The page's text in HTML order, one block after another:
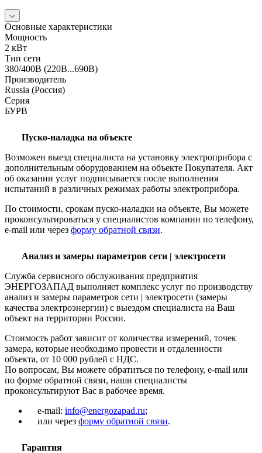
Основные характеристики
Мощность
2 кВт
Тип сети
380/400В (220В...690В)
Производитель
Russia (Россия)
Серия
БУРВ
Пуско-наладка на объекте
Возможен выезд специалиста на установку электроприбора с
дополнительным оборудованием на объекте Покупателя. Акт
об оказании услуг подписывается после выполнения
испытаний в различных режимах работы электроприбора.
По стоимости, срокам пуско-наладки на объекте, Вы можете
проконсультироваться у специалистов компании по телефону,
e-mail или через форму обратной связи.
Анализ и замеры параметров сети | электросети
Служба сервисного обслуживания предприятия
ЭНЕРГОЗАПАД выполняет комплекс услуг по производству
анализ и замеры параметров сети | электросети (замеры
качества электроэнергии) с выездом специалиста на Ваш
объект на территории России.
Стоимость работ зависит от количества измерений, точек
замера, которые необходимо провести и отдаленности
объекта, от 10 000 рублей с НДС.
По вопросам, Вы можете обратиться по телефону, e-mail или
по форме обратной связи, наши специалисты
проконсультируют Вас в рабочее время.
e-mail: info@energozapad.ru;
или через форму обратной связи.
Гарантия